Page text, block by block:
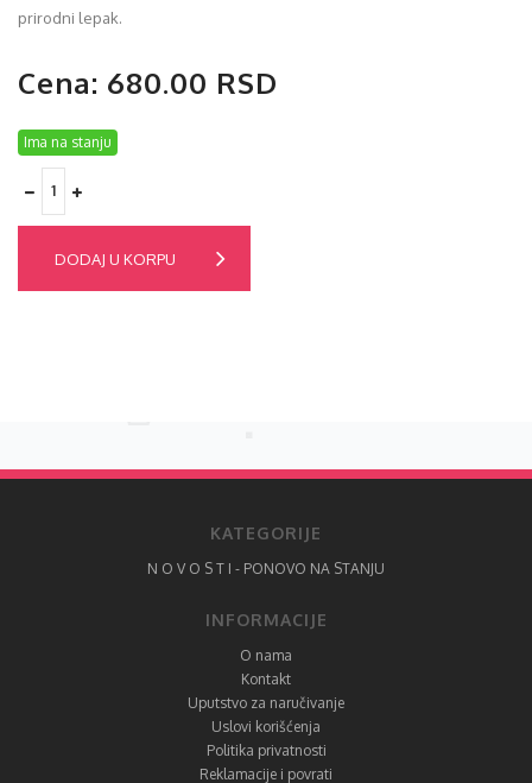
prirodni lepak.
Cena: 680.00 RSD
Ima na stanju
DODAJ U KORPU
KATEGORIJE
N O V O S T I - PONOVO NA STANJU
INFORMACIJE
O nama
Kontakt
Uputstvo za naručivanje
Uslovi korišćenja
Politika privatnosti
Reklamacije i povrati